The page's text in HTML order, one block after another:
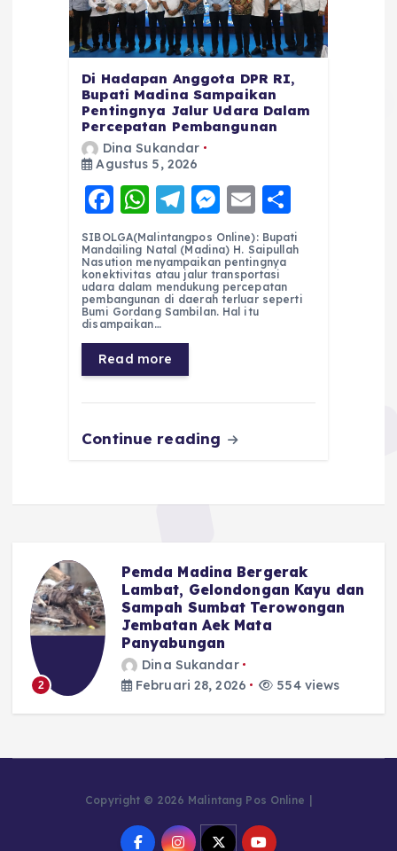
Di Hadapan Anggota DPR RI,
Bupati Madina Sampaikan
Pentingnya Jalur Udara Dalam
Percepatan Pembangunan
Dina Sukandar
Agustus 5, 2026
F
a
c
e
b
o
o
k
W
h
a
ts
A
p
p
T
el
e
g
r
a
m
M
e
ss
e
n
E
m
ai
l
h
a
re
SIBOLGA(Malintangpos Online): Bupati
Mandailing Natal (Madina) H. Saipullah
Nasution menyampaikan pentingnya
konektivitas atau jalur transportasi
udara dalam mendukung percepatan
pembangunan di daerah terluar seperti
Bumi Gordang Sambilan. Hal itu
disampaikan…
Read more
Continue reading
2
Pemda Madina Bergerak
Lambat, Gelondongan Kayu dan
Sampah Sumbat Terowongan
Jembatan Aek Mata
Panyabungan
Dina Sukandar
Februari 28, 2026
554 views
Copyright © 2026 Malintang Pos Online |